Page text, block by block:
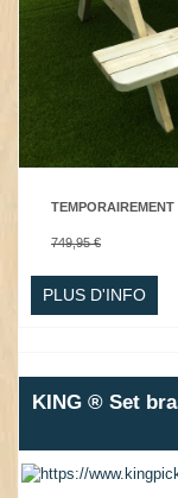
749,95 €
PLUS D'INFO
KING ® Set